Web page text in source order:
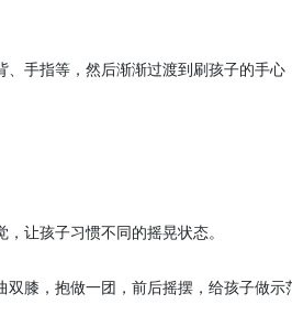
、手指等，然后渐渐过渡到刷孩子的手
让孩子习惯不同的摇晃状态。
双膝，抱做一团，前后摇摆，给孩子做